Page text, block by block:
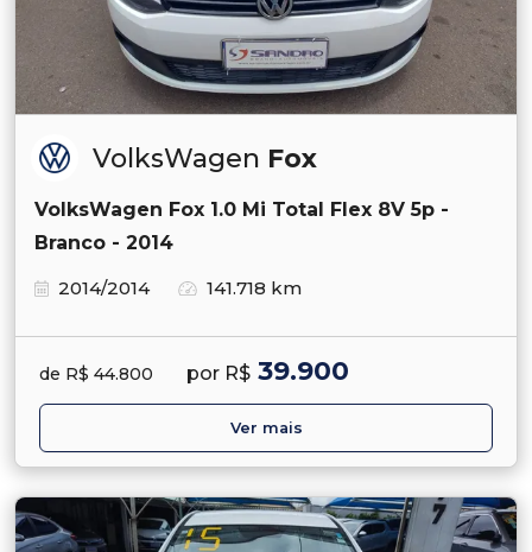
VolksWagen Fox
VolksWagen Fox 1.0 Mi Total Flex 8V 5p -
Branco - 2014
2014/2014
141.718 km
de R$ 44.800 por R$ 39.900
Ver mais